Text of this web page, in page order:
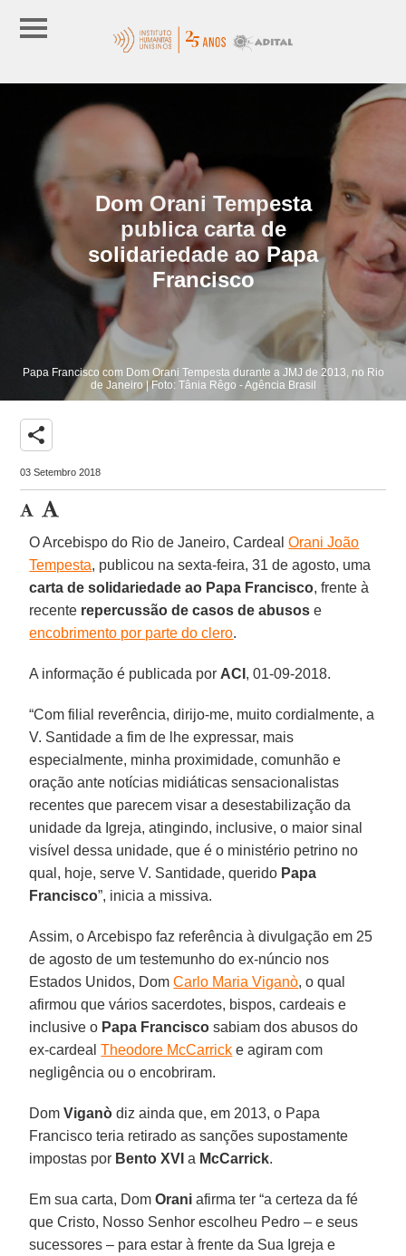
Dom Orani Tempesta
publica carta de
solidariedade ao Papa
Francisco
Papa Francisco com Dom Orani Tempesta durante a JMJ de 2013, no Rio
de Janeiro | Foto: Tânia Rêgo - Agência Brasil
share
03 Setembro 2018
O Arcebispo do Rio de Janeiro, CardealOrani João
Tempesta, publicou na sexta-feira, 31 de agosto, uma
carta de solidariedade ao Papa Francisco, frente à
recente repercussão de casos de abusos e
encobrimento por parte do clero.
A informação é publicada por ACI , 01-09-2018.
“Com filial reverência, dirijo-me, muito cordialmente, a
V. Santidade a fim de lhe expressar, mais
especialmente, minha proximidade, comunhão e
oração ante notícias midiáticas sensacionalistas
recentes que parecem visar a desestabilização da
unidade da Igreja, atingindo, inclusive, o maior sinal
visível dessa unidade, que é o ministério petrino no
qual, hoje, serve V. Santidade, querido Papa
Francisco”, inicia a missiva.
Assim, o Arcebispo faz referência à divulgação em 25
de agosto de um testemunho do ex-núncio nos
Estados Unidos, DomCarlo Maria Viganò, o qual
afirmou que vários sacerdotes, bispos, cardeais e
inclusive o Papa Francisco sabiam dos abusos do
ex-cardealTheodore McCarrick e agiram com
negligência ou o encobriram.
DomViganò diz ainda que, em 2013, o Papa
Francisco teria retirado as sanções supostamente
impostas por Bento XVI a McCarrick.
Em sua carta, DomOrani afirma ter “a certeza da fé
que Cristo, Nosso Senhor escolheu Pedro – e seus
sucessores – para estar à frente da Sua Igreja e